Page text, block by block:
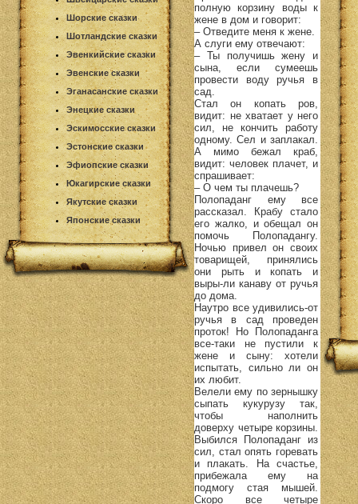
Шорские сказки
Шотландские сказки
Эвенкийские сказки
Эвенские сказки
Эганасанские сказки
Энецкие сказки
Эскимосские сказки
Эстонские сказки
Эфиопские сказки
Юкагирские сказки
Якутские сказки
Японские сказки
полную корзину воды к
жене в дом и говорит:
– Отведите меня к жене.
А слуги ему отвечают:
– Ты получишь жену и
сына, если сумеешь
провести воду ручья в
сад.
Стал он копать ров,
видит: не хватает у него
сил, не кончить работу
одному. Сел и заплакал.
А мимо бежал краб,
видит: человек плачет, и
спрашивает:
– О чем ты плачешь?
Полопаданг ему все
рассказал. Крабу стало
его жалко, и обещал он
помочь Полопадангу.
Ночью привел он своих
товарищей, принялись
они рыть и копать и
выры-ли канаву от ручья
до дома.
Наутро все удивились-от
ручья в сад проведен
проток! Но Полопаданга
все-таки не пустили к
жене и сыну: хотели
испытать, сильно ли он
их любит.
Велели ему по зернышку
сыпать кукурузу так,
чтобы наполнить
доверху четыре корзины.
Выбился Полопаданг из
сил, стал опять горевать
и плакать. На счастье,
прибежала ему на
подмогу стая мышей.
Скоро все четыре